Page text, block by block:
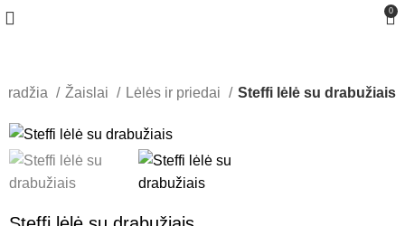
0
Žaislai Lėlės ir priedai Steffi lėlė su drabužiais